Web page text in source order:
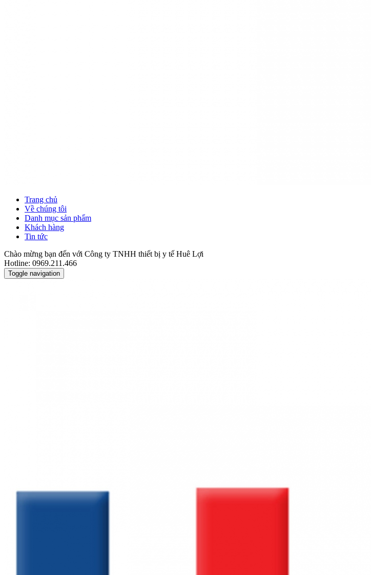
Trang chủ
Về chúng tôi
Danh mục sản phẩm
Khách hàng
Tin tức
Chào mừng bạn đến với Công ty TNHH thiết bị y tế Huê Lợi
Hotline: 0969.211.466
Toggle navigation